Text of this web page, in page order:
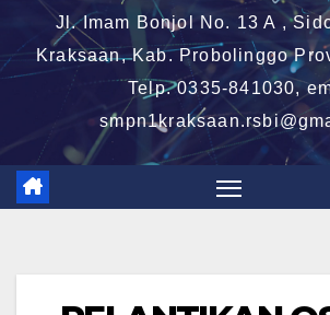
Jl. Imam Bonjol No. 13 A ,
Kraksaan, Kab. Probolinggo
Telp. 0335-841030,